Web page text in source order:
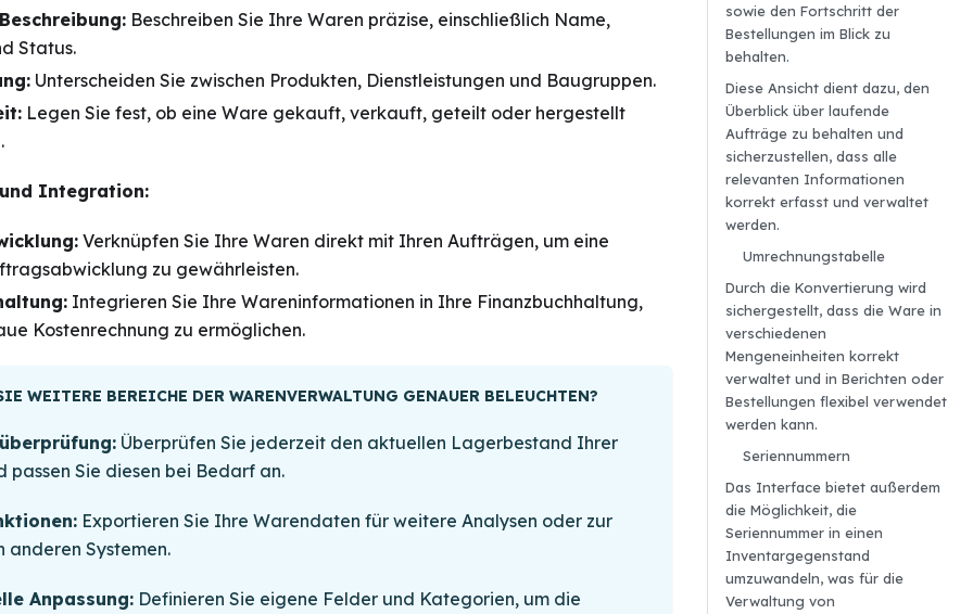
Beschreiben Sie Ihre Waren präzise, einschließlich Name,
Status.
Unterscheiden Sie zwischen Produkten, Dienstleistungen und Baugruppen.
Legen Sie fest, ob eine Ware gekauft, verkauft, geteilt oder hergestellt
Integration:
Verknüpfen Sie Ihre Waren direkt mit Ihren Aufträgen, um eine
zu gewährleisten.
Integrieren Sie Ihre Wareninformationen in Ihre Finanzbuchhaltung,
Kostenrechnung zu ermöglichen.
WEITERE BEREICHE DER WARENVERWALTUNG GENAUER BELEUCHTEN?
Überprüfen Sie jederzeit den aktuellen Lagerbestand Ihrer
passen Sie diesen bei Bedarf an.
Exportieren Sie Ihre Warendaten für weitere Analysen oder zur
anderen Systemen.
Anpassung: Definieren Sie eigene Felder und Kategorien, um die
sowie den Fortschritt der
Bestellungen im Blick zu
behalten.
Diese Ansicht dient dazu, den
Überblick über laufende
Aufträge zu behalten und
sicherzustellen, dass alle
relevanten Informationen
korrekt erfasst und verwaltet
werden.
Umrechnungstabelle
Durch die Konvertierung wird
sichergestellt, dass die Ware in
verschiedenen
Mengeneinheiten korrekt
verwaltet und in Berichten oder
Bestellungen flexibel verwendet
werden kann.
Seriennummern
Das Interface bietet außerdem
die Möglichkeit, die
Seriennummer in einen
Inventargegenstand
umzuwandeln, was für die
Verwaltung von